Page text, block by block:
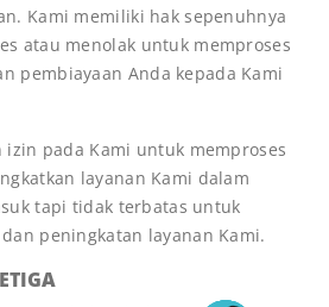
Kami memiliki hak sepenuhnya
atau menolak untuk memproses
pembiayaan Anda kepada Kami
izin pada Kami untuk memproses
layanan Kami dalam
tapi tidak terbatas untuk
peningkatan layanan Kami.